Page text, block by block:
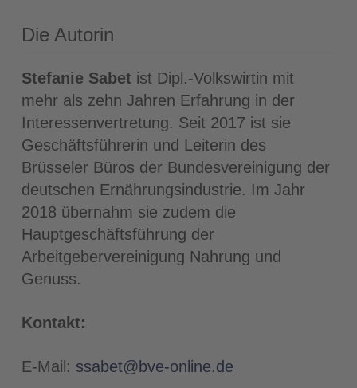
Die Autorin
Stefanie Sabet ist Dipl.-Volkswirtin mit
mehr als zehn Jahren Erfahrung in der
Interessenvertretung. Seit 2017 ist sie
Geschäftsführerin und Leiterin des
Brüsseler Büros der Bundesvereinigung der
deutschen Ernährungsindustrie. Im Jahr
2018 übernahm sie zudem die
Hauptgeschäftsführung der
Arbeitgebervereinigung Nahrung und
Genuss.
Kontakt:
E-Mail: ssabet@bve-online.de